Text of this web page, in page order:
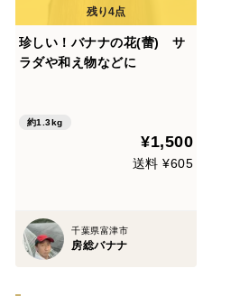
珍しい！バナナの花(蕾) サ
ラダや和え物などに
約1.3kg
¥1,500
送料 ¥605
千葉県富津市
房総バナナ